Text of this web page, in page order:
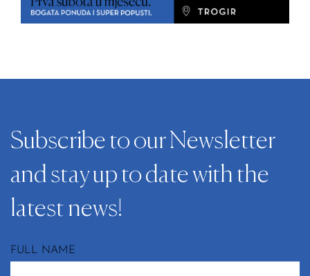
Subscribe to our Newsletter
and stay up to date with the
latest news!
FULL NAME